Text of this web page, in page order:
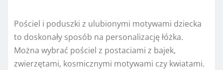
Pościel i poduszki z ulubionymi motywami dziecka
to doskonały sposób na personalizację łóżka.
Można wybrać pościel z postaciami z bajek,
zwierzętami, kosmicznymi motywami czy kwiatami.